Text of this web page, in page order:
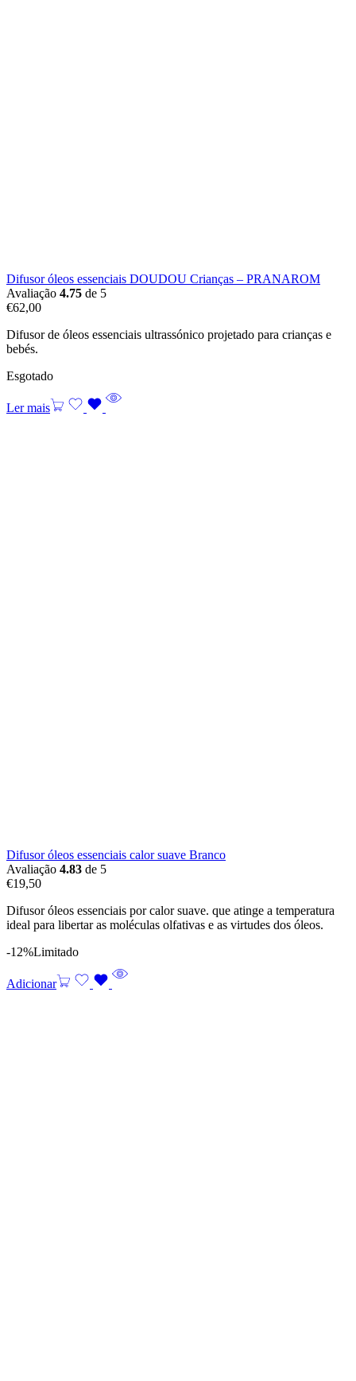
Difusor óleos essenciais DOUDOU Crianças – PRANAROM
Avaliação 4.75 de 5
€62,00
Difusor de óleos essenciais ultrassónico projetado para crianças e
bebés.
Esgotado
Ler mais
Difusor óleos essenciais calor suave Branco
Avaliação 4.83 de 5
€19,50
Difusor óleos essenciais por calor suave. que atinge a temperatura
ideal para libertar as moléculas olfativas e as virtudes dos óleos.
-12%Limitado
Adicionar